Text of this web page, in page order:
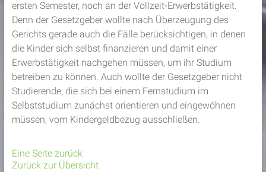
ersten Semester, noch an der Vollzeit-Erwerbstätigkeit.
Denn der Gesetzgeber wollte nach Überzeugung des
Gerichts gerade auch die Fälle berücksichtigen, in denen
die Kinder sich selbst finanzieren und damit einer
Erwerbstätigkeit nachgehen müssen, um ihr Studium
betreiben zu können. Auch wollte der Gesetzgeber nicht
Studierende, die sich bei einem Fernstudium im
Selbststudium zunächst orientieren und eingewöhnen
müssen, vom Kindergeldbezug ausschließen.
Eine Seite zurück
Zurück zur Übersicht